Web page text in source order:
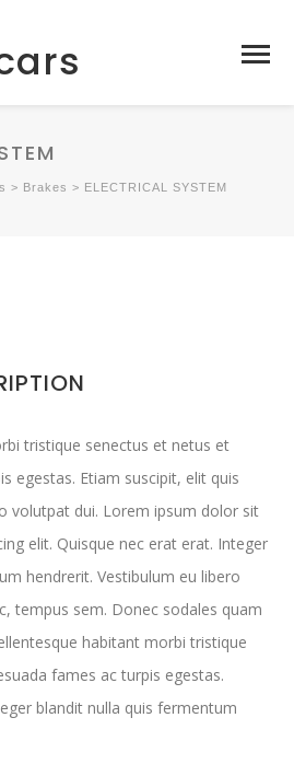
> Brakes > ELECTRICAL SYSTEM
tristique senectus et netus et
egestas. Etiam suscipit, elit quis
volutpat dui. Lorem ipsum dolor sit
elit. Quisque nec erat erat. Integer
hendrerit. Vestibulum eu libero
tempus sem. Donec sodales quam
habitant morbi tristique
fames ac turpis egestas.
blandit nulla quis fermentum